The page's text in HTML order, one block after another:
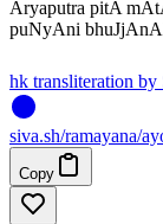
Aryaputra pitA
puNyAni
hk transliteration by
siva.sh/ramayana/
Copy